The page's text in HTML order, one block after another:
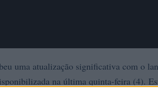
uma atualização significativa com o
na última quinta-feira (4).